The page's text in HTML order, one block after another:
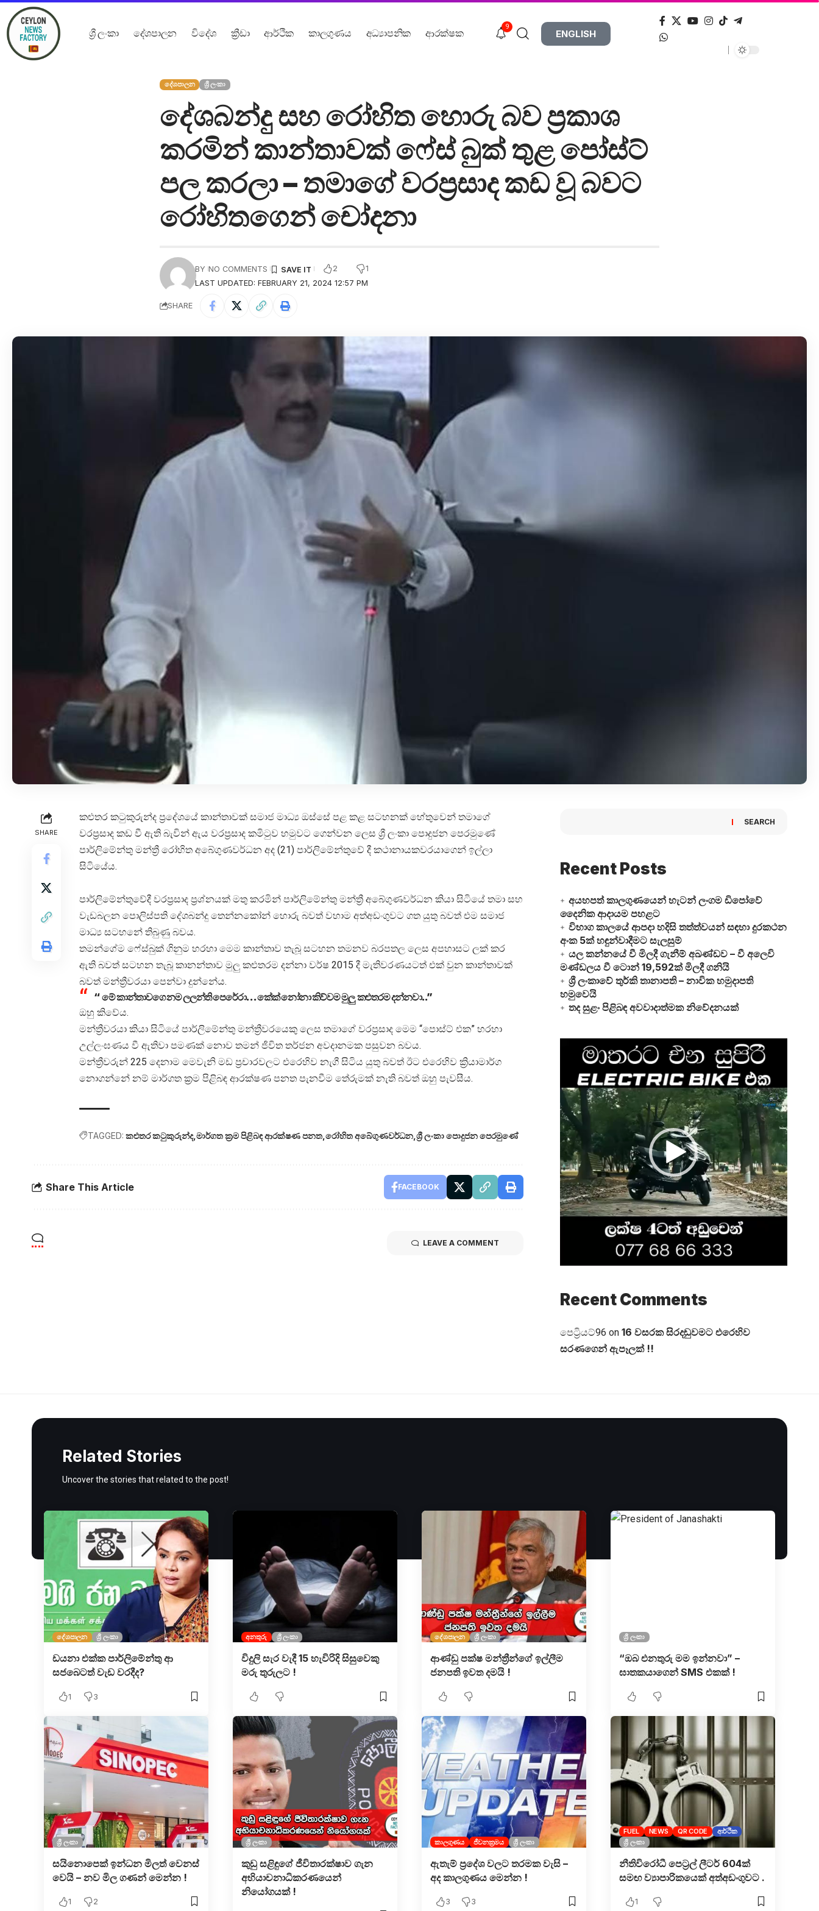
ශ්‍රී ලංකා දේශපාලන විදේශ ක්‍රීඩා ආර්ථික කාලගුණය අධ්‍යාපනික ආරක්ෂක
9
ENGLISH
දේශපාලන ශ්‍රී ලංකා
දේශබන්දු සහ රෝහිත හොරු බව ප්‍රකාශ
කරමින් කාන්තාවක් ෆේස් බුක් තුළ පෝස්ට්
පල කරලා – තමාගේ වරප්‍රසාද කඩ වූ බවට
රෝහිතගෙන් චෝදනා
LAST UPDATED: FEBRUARY 21, 2024 12:57 PM
BY NO COMMENTS 2 1
SHARE
SHARE
කළුතර කටුකුරුන්ද ප්‍රදේශයේ කාන්තාවක් සමාජ මාධ්‍ය ඔස්සේ පළ කළ සටහනක් හේතුවෙන් තමාගේ
වරප්‍රසාද කඩ වී ඇති බැවින් ඇය වරප්‍රසාද කමිටුව හමුවට ගෙන්වන ලෙස ශ්‍රී ලංකා පොදුජන පෙරමුණේ
පාර්ලිමේන්තු මන්ත්‍රී රෝහිත අබේගුණවර්ධන අද (21) පාර්ලිමේන්තුවේ දී කථානායකවරයාගෙන් ඉල්ලා
සිටියේය.
පාර්ලිමේන්තුවේදී වරප්‍රසාද ප්‍රශ්නයක් මතු කරමින් පාර්ලිමේන්තු මන්ත්‍රී අබේගුණවර්ධන කියා සිටියේ තමා සහ
වැඩබලන පොලිස්පති දේශබන්දු තෙන්නකෝන් හොරු බවත් වහාම අත්අඩංගුවට ගත යුතු බවත් එම සමාජ
මාධ්‍ය සටහනේ තිබුණු බවය.
තමන්ගේම ෆේස්බුක් ගිනුම හරහා මෙම කාන්තාව තැබූ සටහන තමනව බරපතල ලෙස අපහාසට ලක් කර
ඇති බවත් සටහන තැබූ කානන්තාව මුලු කළුතරම දන්නා වර්ෂ 2015 දී මැතිවරණයටත් එක් වුන කාන්තාවක්
බවත් මන්ත්‍රීවරයා පෙන්වා දුන්නේය.
“ මේ කාන්තාවගෙ නම ලලන්ති පෙරේරා… කේක් නෝනා කිව්වම මුලු කළුතරම දන්නවා..”
ඔහු කිවේය.
මන්ත්‍රීවරයා කියා සිටියේ පාර්ලිමේන්තු මන්ත්‍රීවරයෙකු ලෙස තමාගේ වරප්‍රසාද මෙම “පොස්ට් එක” හරහා
උල්ලංඝණය වී ඇතිවා පමණක් නොව තමන් ජිවිත තර්ජන අවදානමක පසුවන බවය.
මන්ත්‍රීවරුන් 225 දෙනාම මෙවැනි මඩ ප්‍රචාරවලට එරෙහිව නැගී සිටිය යුතු බවත් ඊට එරෙහිව ක්‍රියාමාර්ග
නොගන්නේ නම් මාර්ගත ක්‍රම පිළිබඳ ආරක්ෂණ පනත පැනවීම තේරුමක් නැති බවත් ඔහු පැවසීය.
TAGGED: කළුතර කටුකුරුන්ද මාර්ගත ක්‍රම පිළිබඳ ආරක්ෂණ පනත රෝහිත අබේගුණවර්ධන ශ්‍රී ලංකා පොදුජන පෙරමුණේ
Share This Article FACEBOOK
LEAVE A COMMENT
SEARCH
Recent Posts
අයහපත් කාලගුණයෙන් හැටන් ලංගම ඩිපෝවේ
දෛනික ආදායම පහළට
විභාග කාලයේ ආපදා හදිසි තත්ත්වයන් සඳහා දුරකථන
අංක 5ක් හඳුන්වාදීමට සැලසුම්
යල කන්නයේ වී මිලදී ගැනීම් අඛණ්ඩව – වී අලෙවි
මණ්ඩලය වී ටොන් 19,592ක් මිලදී ගනියි
ශ්‍රී ලංකාවේ තුර්කි තානාපති – නාවික හමුදාපති
හමුවෙයි
තද සුළං පිළිබඳ අවවාදාත්මක නිවේදනයක්
Video
Player
Recent Comments
පෙට්‍රියට්96 on 16 වසරක සිරදඬුවමට එරෙහිව
සරණගෙන් ඇපෑලක් !!
Related Stories
Uncover the stories that related to the post!
දේශපාලන ශ්‍රී ලංකා
ඩයනා එක්ක පාර්ලිමේන්තු ආ
සජ‌බෙටත් වැඩ වරදීද?
1 3
අනතුරු ශ්‍රී ලංකා
විදුලි සැර වැදී 15 හැවිරිදි සිසුවෙකු
මරු තුරුලට !
දේශපාලන ශ්‍රී ලංකා
ආණ්ඩු පක්ෂ මන්ත්‍රීන්ගේ ඉල්ලීම
ජනපති ඉවත දමයි !
ශ්‍රී ලංකා
“ඔබ එනතුරු මම ඉන්නවා” –
ඝාතකයාගෙන් SMS එකක් !
ශ්‍රී ලංකා
සයිනොපෙක් ඉන්ධන මිලත් වෙනස්
වෙයි – නව මිල ගණන් මෙන්න !
1 2
ශ්‍රී ලංකා
කුඩු සළිඳුගේ ජීවිතාරක්ෂාව ගැන
අභියාචනාධිකරණයෙන්
නියෝගයක් !
කාලගුණය ජීවනක්‍රමය ශ්‍රී ලංකා
ඇතැම් ප්‍රදේශ වලට තරමක වැසි –
අද කාලගුණය මෙන්න !
3 3
FUEL NEWS QR CODE
ආර්ථික
ශ්‍රී ලංකා
නීතිවිරෝධී පෙට්‍රල් ලීටර් 604ක්
සමඟ ව්‍යාපාරිකයෙක් අත්අඩංගුවට .
1